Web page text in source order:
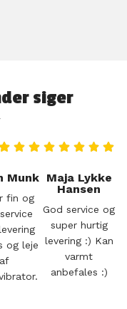
siger
Munk
fin og
og leje
af
Maja Lykke
Hansen
God service og
super hurtig
levering :) Kan
varmt
anbefales :)